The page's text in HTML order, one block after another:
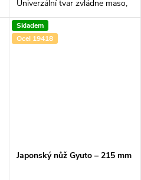
Univerzální tvar zvládne maso,
zeleninu i ryby a dokáže
nahradit hned několik
kuchyňských nožů najednou.
Skladem
Ocel 19418
Japonský nůž Gyuto –⁠⁠⁠⁠⁠⁠ 215 mm